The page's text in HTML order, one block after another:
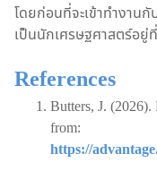
โดยก่อนที่จะเข้าทำงานกั
เป็นนักเศรษฐศาสตร์อยู่
References
Butters, J.
from:
https://